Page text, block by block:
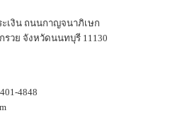
เงิน ถนนกาญจนาภิเษก
รวย จังหวัดนนทบุรี 11130
4848